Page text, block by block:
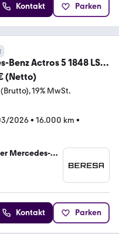
Kontakt Parken
Benz Actros 5 1848 LS
AHK Airmatic
(Netto)
19% MwSt.
2026• 16.000 km •
Mercedes-
Kontakt Parken